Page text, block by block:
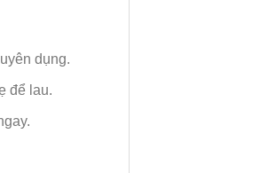
dụng.
để lau.